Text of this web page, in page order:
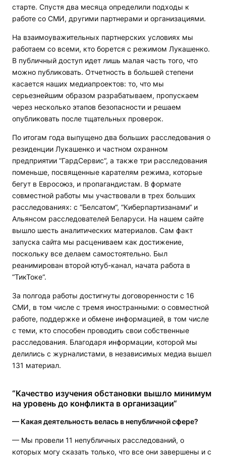
старте. Спустя два месяца определили подходы к
работе со СМИ, другими партнерами и организациями.
На взаимоуважительных партнерских условиях мы
работаем со всеми, кто борется с режимом Лукашенко.
В публичный доступ идет лишь малая часть того, что
можно публиковать. Отчетность в большей степени
касается наших медиапроектов: то, что мы
серьезнейшим образом разрабатываем, пропускаем
через несколько этапов безопасности и решаем
опубликовать после тщательных проверок.
По итогам года выпущено два больших расследования о
резиденции Лукашенко и частном охранном
предприятии “ГардСервис“, а также три расследования
поменьше, посвященные карателям режима, которые
бегут в Евросоюз, и пропагандистам. В формате
совместной работы мы участвовали в трех больших
расследованиях: с “Белсатом“, “Киберпартизанами“ и
Альянсом расследователей Беларуси. На нашем сайте
вышло шесть аналитических материалов. Сам факт
запуска сайта мы расцениваем как достижение,
поскольку все делаем самостоятельно. Был
реанимирован второй ютуб-канал, начата работа в
“ТикТоке“.
За полгода работы достигнуты договоренности с 16
СМИ, в том числе с тремя иностранными: о совместной
работе, поддержке и обмене информацией, в том числе
с теми, кто способен проводить свои собственные
расследования. Благодаря информации, которой мы
делились с журналистами, в независимых медиа вышел
131 материал.
“Качество изучения обстановки вышло минимум
на уровень до конфликта в организации“
— Какая деятельность велась в непубличной сфере?
— Мы провели 11 непубличных расследований, о
которых могу сказать только, что все они завершены и с